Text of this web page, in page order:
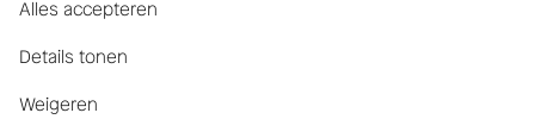
Alles accepteren
Details tonen
Weigeren